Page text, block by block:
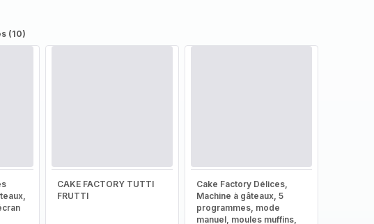
(10)
CAKE FACTORY TUTTI
FRUTTI
Cake Factory Délices,
Machine à gâteaux, 5
programmes, mode
manuel, moules muffins,